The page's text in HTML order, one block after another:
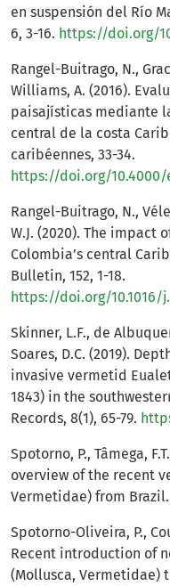
en suspensión del Río
6, 3-16. https://doi.org/
Rangel-Buitrago, N.,
Williams, A. (2016).
paisajísticas mediante
central de la costa
caribéennes, 33-34.
https://doi.org/10.4000/
Rangel-Buitrago, N.,
W.J. (2020). The
Colombia’s central
Bulletin, 152, 1-18.
https://doi.org/10.1016/
Skinner, L.F., de
Soares, D.C. (2019).
invasive vermetid
1843) in the
Records, 8(1), 65-79.
Spotorno, P., Tâmega,
overview of the recent
Vermetidae) from Brazil.
Spotorno-Oliveira, P.,
Recent introduction of
(Mollusca, Vermetidae)